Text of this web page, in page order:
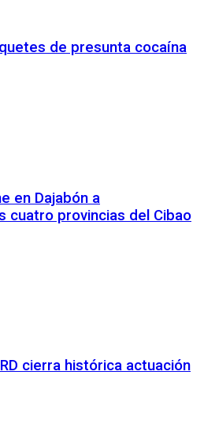
de presunta cocaína
en Dajabón a
cuatro provincias del Cibao
cierra histórica actuación